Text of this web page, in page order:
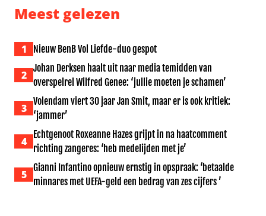
Meest gelezen
1 Nieuw BenB Vol Liefde-duo gespot
2
Johan Derksen haalt uit naar media temidden van
overspelrel Wilfred Genee: ‘jullie moeten je schamen’
3
Volendam viert 30 jaar Jan Smit, maar er is ook kritiek:
‘jammer’
4
Echtgenoot Roxeanne Hazes grijpt in na haatcomment
richting zangeres: ‘heb medelijden met je’
5
Gianni Infantino opnieuw ernstig in opspraak: ‘betaalde
minnares met UEFA-geld een bedrag van zes cijfers ’